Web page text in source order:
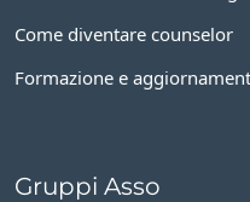
Come diventare counselor
Formazione e
Gruppi Asso